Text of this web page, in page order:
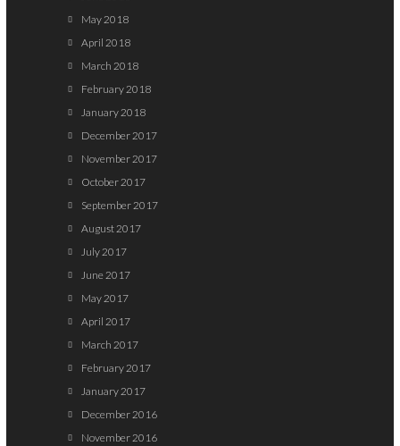
May 2018
April 2018
March 2018
February 2018
January 2018
December 2017
November 2017
October 2017
September 2017
August 2017
July 2017
June 2017
May 2017
April 2017
March 2017
February 2017
January 2017
December 2016
November 2016